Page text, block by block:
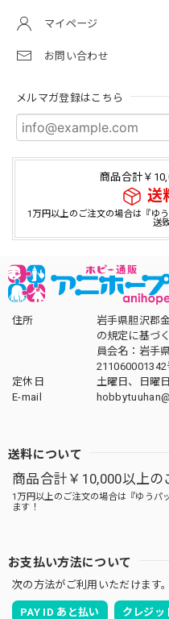
マイページ
お問い合わせ
メルマガ登録はこちら
商品合計￥
送
1万円以上のご注文の場合は『ゆ
送
住所
岩手県胆沢郡
の規定に基
員会名：岩手
211060001342
定休日
土曜日、日曜
E-mail
送料について
商品合計￥10,000以上の
1万円以上のご注文の場合は『ゆうパ
ます！
お支払い方法について
次の方法がご利用いただけます。
PAY ID あと払い クレジッ